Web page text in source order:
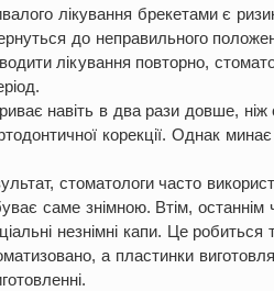
лікування брекетами є
до неправильного
лікування повторно,
навіть в два рази довше, ніж
корекції. Однак
стоматологи часто
саме знімною. Втім, останнім
незнімні капи. Це робиться
а пластинки